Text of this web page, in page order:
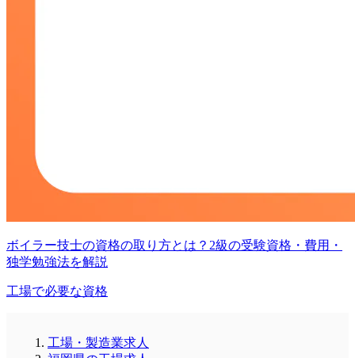
ボイラー技士の資格の取り方とは？2級の受験資格・費用・
独学勉強法を解説
工場で必要な資格
工場・製造業求人